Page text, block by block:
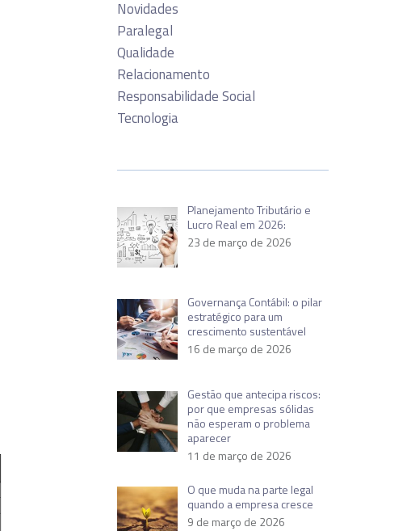
Novidades
Paralegal
Qualidade
Relacionamento
Responsabilidade Social
Tecnologia
Planejamento Tributário e
Lucro Real em 2026:
23 de março de 2026
Governança Contábil: o pilar
estratégico para um
crescimento sustentável
16 de março de 2026
Gestão que antecipa riscos:
por que empresas sólidas
não esperam o problema
aparecer
11 de março de 2026
O que muda na parte legal
quando a empresa cresce
9 de março de 2026